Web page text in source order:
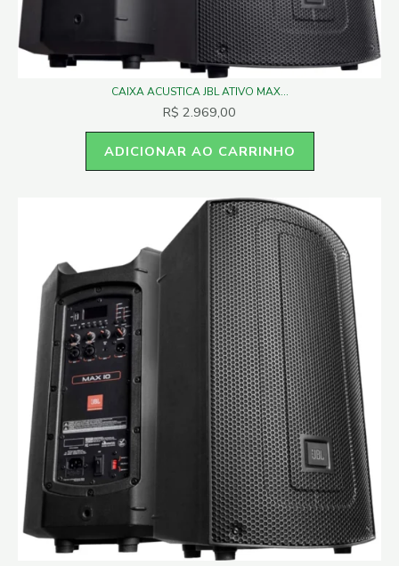
CAIXA ACUSTICA JBL ATIVO MAX...
R$ 2.969,00
ADICIONAR AO CARRINHO